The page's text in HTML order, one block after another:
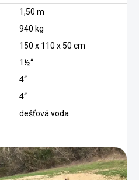
1,50 m
940 kg
150 x 110 x 50 cm
1½“
4“
4“
dešťová voda